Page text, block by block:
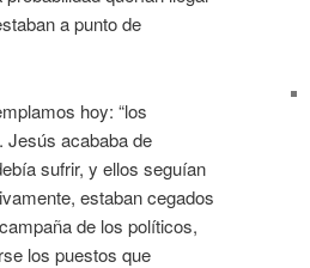
a punto de
hoy: “los
Jesús acababa de
sufrir, y ellos seguían
estaban cegados
de los políticos,
los puestos que